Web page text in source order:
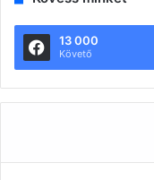
13 000
Követő